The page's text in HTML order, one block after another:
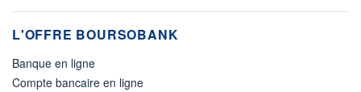
L'OFFRE BOURSOBANK
Banque en ligne
Compte bancaire en ligne